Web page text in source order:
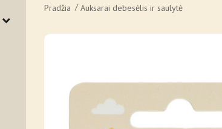
Pradžia Auksarai debesėlis ir saulytė